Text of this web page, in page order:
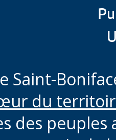
Saint-
du
des peuples